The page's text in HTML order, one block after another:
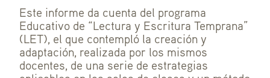
Este informe da cuenta del programa
Educativo de “Lectura y Escritura Temprana”
(LET), el que contempló la creación y
adaptación, realizada por los mismos
docentes, de una serie de estrategias